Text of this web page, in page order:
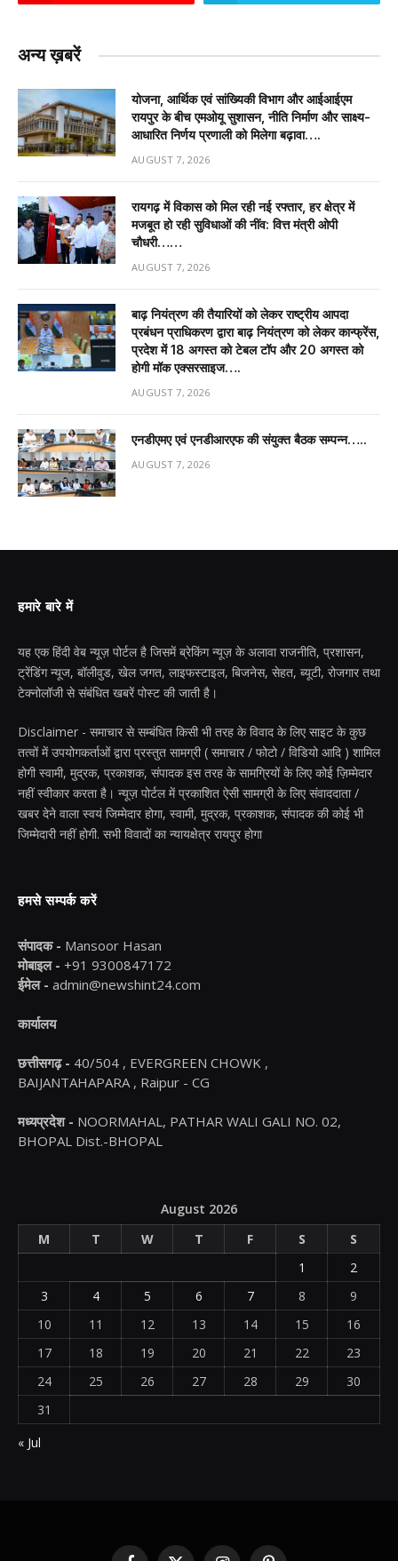
अन्य ख़बरें
योजना, आर्थिक एवं सांख्यिकी विभाग और आईआईएम
रायपुर के बीच एमओयू सुशासन, नीति निर्माण और साक्ष्य-
आधारित निर्णय प्रणाली को मिलेगा बढ़ावा….
AUGUST 7, 2026
रायगढ़ में विकास को मिल रही नई रफ्तार, हर क्षेत्र में
मजबूत हो रही सुविधाओं की नींव: वित्त मंत्री ओपी
चौधरी……
AUGUST 7, 2026
बाढ़ नियंत्रण की तैयारियों को लेकर राष्ट्रीय आपदा
प्रबंधन प्राधिकरण द्वारा बाढ़ नियंत्रण को लेकर कान्फ्रेंस,
प्रदेश में 18 अगस्त को टेबल टॉप और 20 अगस्त को
होगी मॉक एक्सरसाइज….
AUGUST 7, 2026
एनडीएमए एवं एनडीआरएफ की संयुक्त बैठक सम्पन्न…..
AUGUST 7, 2026
हमारे बारे में
यह एक हिंदी वेब न्यूज़ पोर्टल है जिसमें ब्रेकिंग न्यूज़ के अलावा राजनीति, प्रशासन,
ट्रेंडिंग न्यूज, बॉलीवुड, खेल जगत, लाइफस्टाइल, बिजनेस, सेहत, ब्यूटी, रोजगार तथा
टेक्नोलॉजी से संबंधित खबरें पोस्ट की जाती है।
Disclaimer - समाचार से सम्बंधित किसी भी तरह के विवाद के लिए साइट के कुछ
तत्वों में उपयोगकर्ताओं द्वारा प्रस्तुत सामग्री ( समाचार / फोटो / विडियो आदि ) शामिल
होगी स्वामी, मुद्रक, प्रकाशक, संपादक इस तरह के सामग्रियों के लिए कोई ज़िम्मेदार
नहीं स्वीकार करता है। न्यूज़ पोर्टल में प्रकाशित ऐसी सामग्री के लिए संवाददाता /
खबर देने वाला स्वयं जिम्मेदार होगा, स्वामी, मुद्रक, प्रकाशक, संपादक की कोई भी
जिम्मेदारी नहीं होगी. सभी विवादों का न्यायक्षेत्र रायपुर होगा
हमसे सम्पर्क करें
संपादक - Mansoor Hasan
मोबाइल - +91 9300847172
ईमेल - admin@newshint24.com
कार्यालय
छत्तीसगढ़ - 40/504 , EVERGREEN CHOWK ,
BAIJANTAHAPARA , Raipur - CG
मध्यप्रदेश - NOORMAHAL, PATHAR WALI GALI NO. 02,
BHOPAL Dist.-BHOPAL
August 2026
M
T W T F S
S
1
2
3
4 5 6 7 8
9
10
11 12 13 14 15
16
17
18 19 20 21 22
23
24
25 26 27 28 29
30
31
« Jul